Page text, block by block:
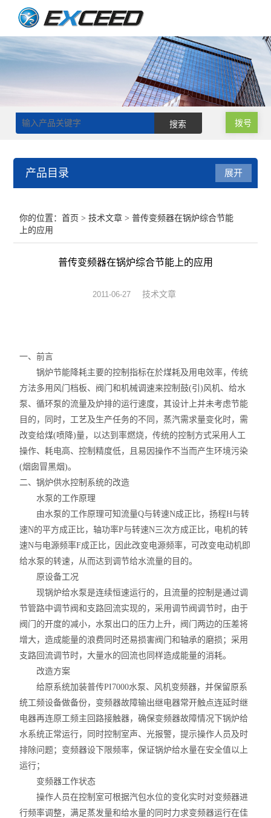
拨号
产品目录
双层玻璃反应釜
单层玻璃反应釜
低温反应浴槽
高低温循环一体机
不锈钢高压反应釜
电热套
恒温干燥箱
循环水真空泵
旋片式真空泵/油泵
智能控温仪
油、水浴锅
电动搅拌器
水热合成反应釜/消解罐
电加热板
超声波清洗器
紫外分析仪
微波化学反应器
玻璃仪器烘干器
展开
你的位置：首页 >技术文章 > 普传变频器在锅炉综合节能
上的应用
普传变频器在锅炉综合节能上的应用
2011-06-27 技术文章
一、前言
锅炉节能降耗主要的控制指标在於煤耗及用电效率，传统
方法多用风门档板、阀门和机械调速来控制鼓(引)风机、给水
泵、循环泵的流量及炉排的运行速度，其设计上并未考虑节能
目的，同时，工艺及生产任务的不同，蒸汽需求量变化时，需
改变给煤(喷降)量，以达到率燃烧，传统的控制方式采用人工
操作、耗电高、控制精度低，且易因操作不当而产生环境污染
(烟囱冒黑烟)。
二、锅炉供水控制系统的改造
水泵的工作原理
由水泵的工作原理可知流量Q与转速N成正比，扬程H与转
速N的平方成正比，轴功率P与转速N三次方成正比，电机的转
速N与电源频率F成正比，因此改变电源频率，可改变电动机即
给水泵的转速，从而达到调节给水流量的目的。
原设备工况
现锅炉给水泵是连续恒速运行的，且流量的控制是通过调
节管路中调节阀和支路回流实现的，采用调节阀调节时，由于
阀门的开度的减小，水泵出口的压力上升，阀门两边的压差将
增大，造成能量的浪费同时还易损害阀门和轴承的磨损；采用
支路回流调节时，大量水的回流也同样造成能量的消耗。
改造方案
给原系统加装普传PI7000水泵、风机变频器，并保留原系
统工频设备做备份，变频器故障输出继电器常开触点连延时继
电器再连原工频主回路接触器，确保变频器故障情况下锅炉给
水系统正常运行，同时控制室声、光报警，提示操作人员及时
排除问题；变频器设下限频率，保证锅炉给水量在安全值以上
运行；
变频器工作状态
操作人员在控制室可根据汽包水位的变化实时对变频器进
行频率调整，满足蒸发量和给水量的同时力求变频器运行在佳